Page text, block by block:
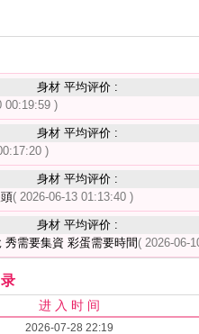
身材 平均评价 :
00:19:59 )
身材 平均评价 :
)
身材 平均评价 :
( 2026-06-13 01:13:40 )
身材 平均评价 :
需要集資 彩蛋需要時間 ( 2026-06-
进 入 时 间
2026-07-28 22:19